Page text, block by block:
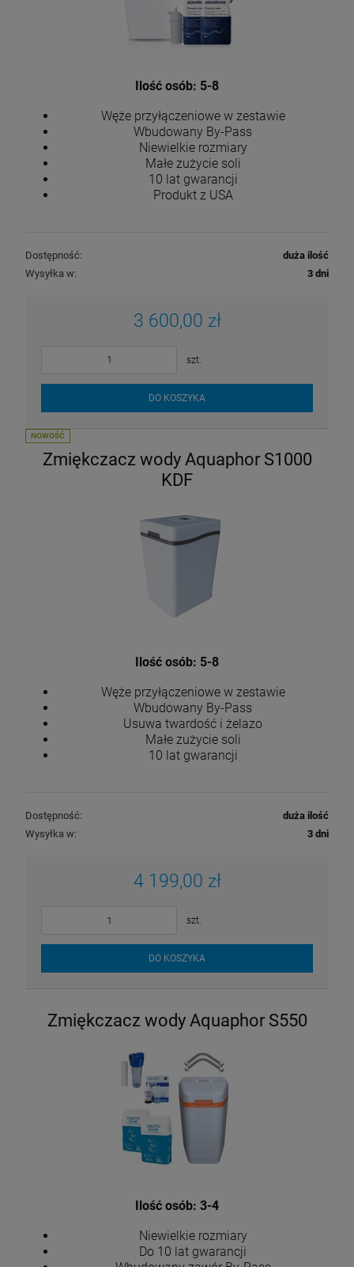
Wkład do filtra Cintropur NW 32 rękaw
wymienny
DO KOSZYKA
Ilość osób: 5-8
Węże przyłączeniowe w zestawie
Wbudowany By-Pass
Niewielkie rozmiary
Małe zużycie soli
10 lat gwarancji
Produkt z USA
Dostępność:
duża ilość
Wysyłka w:
3 dni
3 600,00 zł
szt.
DO KOSZYKA
Zmiękczacz wody Aquaphor S1000
KDF
Ilość osób: 5-8
Węże przyłączeniowe w zestawie
Wbudowany By-Pass
Usuwa twardość i żelazo
Małe zużycie soli
10 lat gwarancji
Dostępność:
duża ilość
Wysyłka w:
3 dni
4 199,00 zł
szt.
DO KOSZYKA
NOWOŚĆ
Zmiękczacz wody Aquaphor S550
Ilość osób: 3-4
Niewielkie rozmiary
Do 10 lat gwarancji